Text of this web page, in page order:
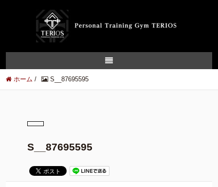
ホーム / S__87695595
S__87695595